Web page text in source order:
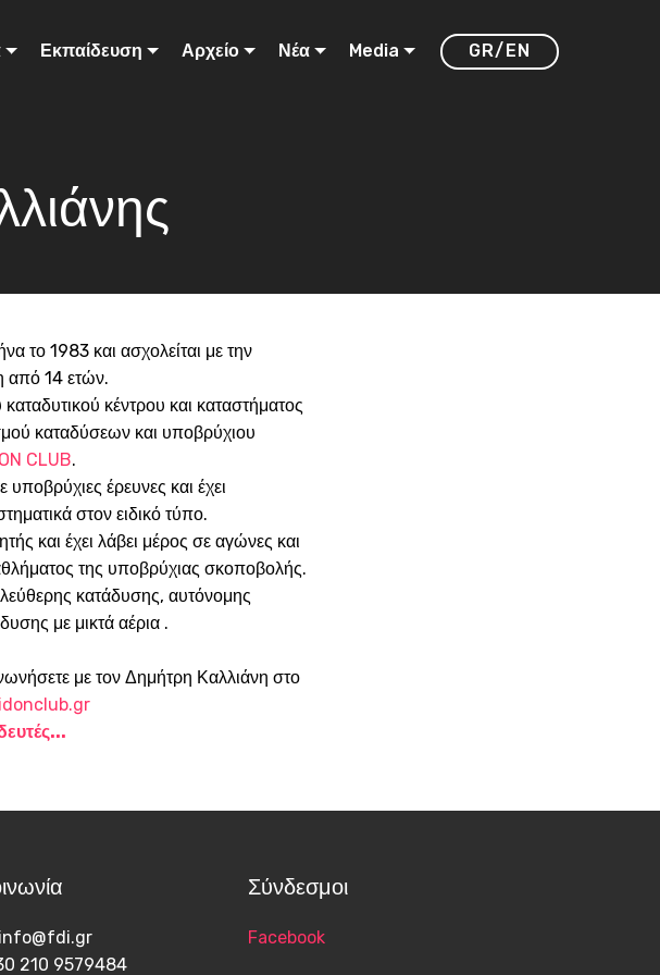
Εκπαίδευση Αρχείο Νέα Media GR/EN
το 1983 και ασχολείται με την
από 14 ετών.
καταδυτικού κέντρου και καταστήματος
καταδύσεων και υποβρύχιου
CLUB.
υποβρύχιες έρευνες και έχει
στον ειδικό τύπο.
και έχει λάβει μέρος σε αγώνες και
της υποβρύχιας σκοποβολής.
κατάδυσης, αυτόνομης
με μικτά αέρια .
με τον Δημήτρη Καλλιάνη στο
210 9579484
Σύνδεσμοι
Facebook